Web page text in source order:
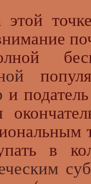
этой
и
в